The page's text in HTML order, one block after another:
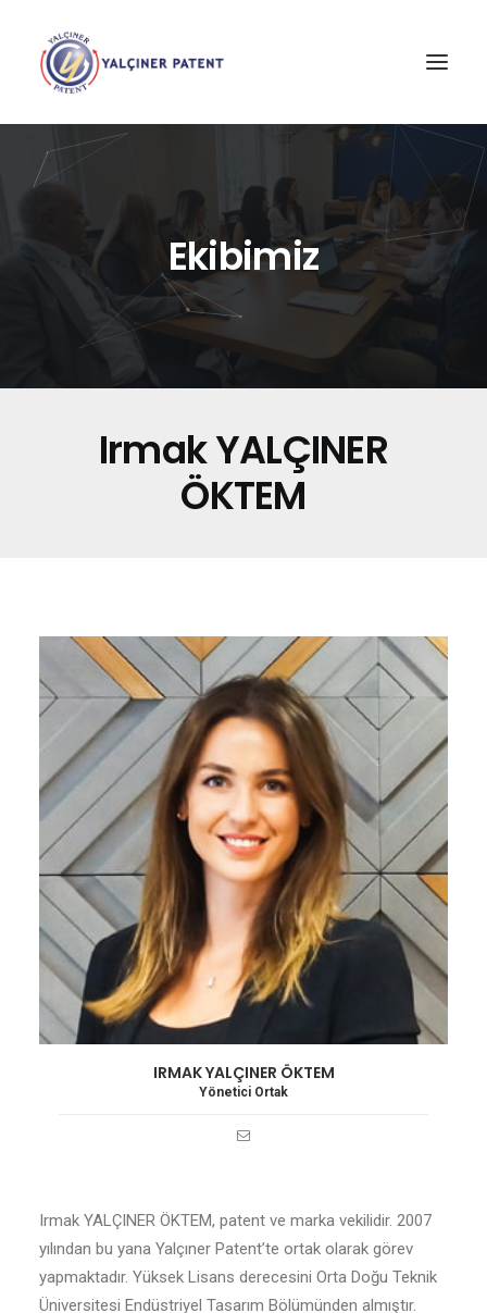
Ekibimiz
Irmak YALÇINER
ÖKTEM
IRMAK YALÇINER ÖKTEM
Yönetici Ortak
Irmak YALÇINER ÖKTEM, patent ve marka vekilidir. 2007
yılından bu yana Yalçıner Patent’te ortak olarak görev
yapmaktadır. Yüksek Lisans derecesini Orta Doğu Teknik
Üniversitesi Endüstriyel Tasarım Bölümünden almıştır.